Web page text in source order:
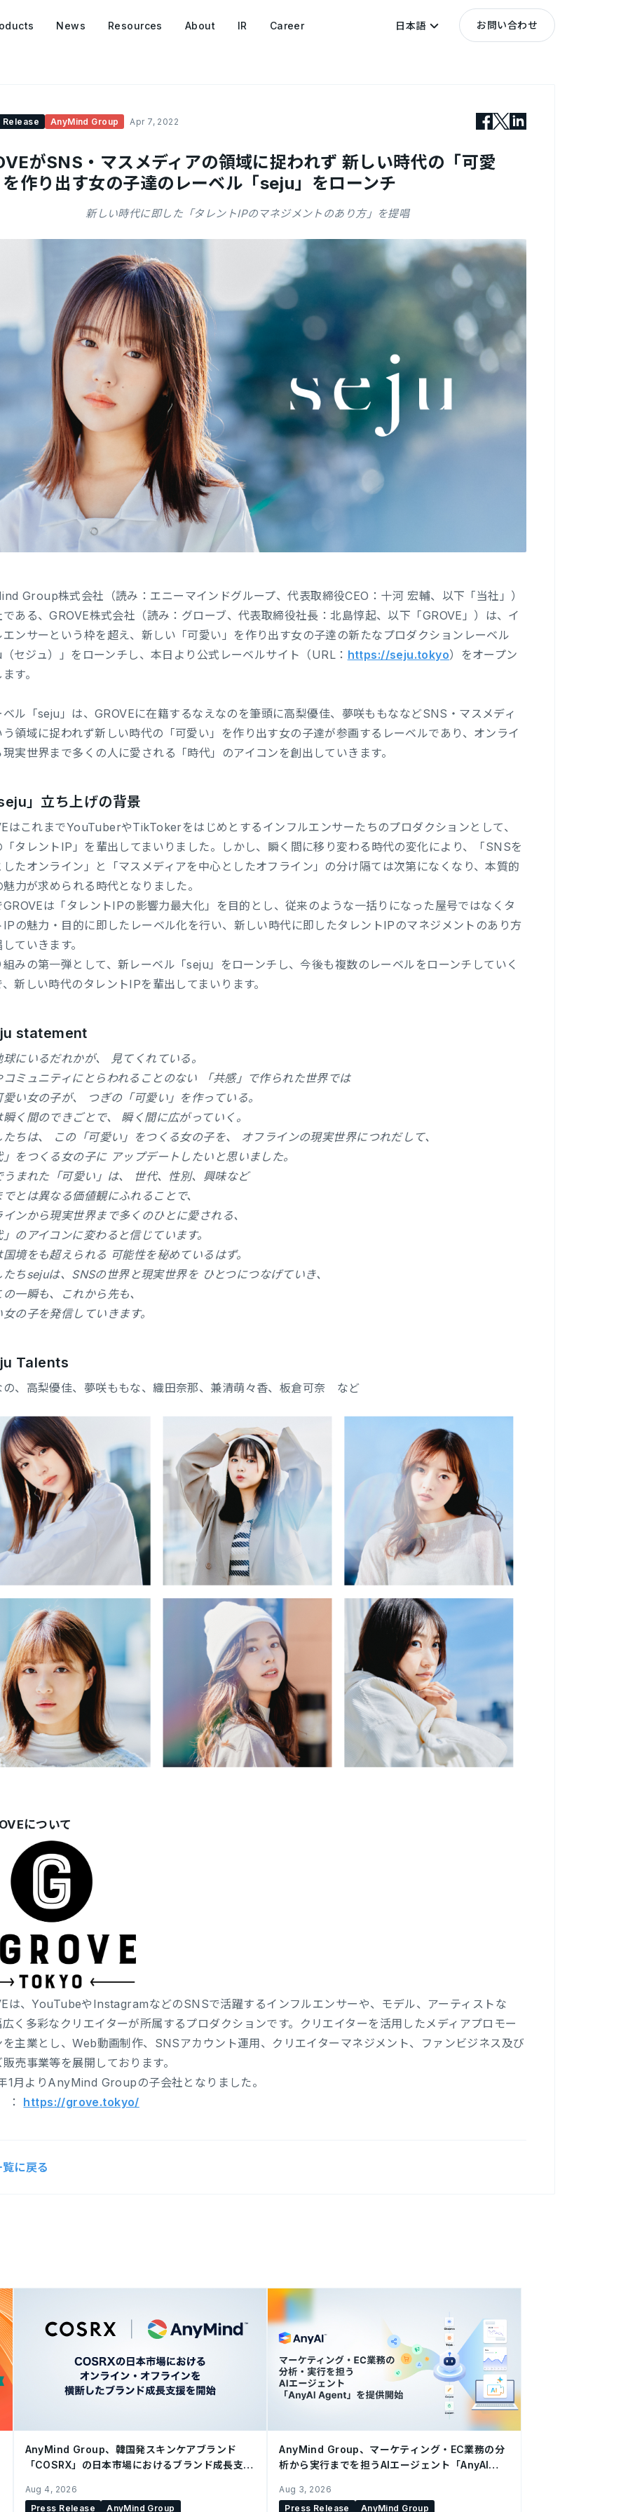
News Resources About IR Career 日本語 お問い合わせ
Release AnyMind Group Apr 7, 2022
がSNS・マスメディアの領域に捉われず 新しい時代の「可愛
作り出す女の子達のレーベル「seju」をローンチ
新しい時代に即した「タレントIPのマネジメントのあり方」を提唱
Group株式会社（読み：エニーマインドグループ、代表取締役CEO：十河 宏輔、以下「当社」）
ある、GROVE株式会社（読み：グローブ、代表取締役社長：北島惇起、以下「GROVE」）は、イ
エンサーという枠を超え、新しい「可愛い」を作り出す女の子逹の新たなプロダクションレーベル
セジュ）」をローンチし、本日より公式レーベルサイト（URL： https://seju.tokyo）をオープン
す。
ベル「seju」は、GROVEに在籍するなえなのを筆頭に高梨優佳、夢咲ももななどSNS・マスメディ
う領域に捉われず新しい時代の「可愛い」を作り出す女の子達が参画するレーベルであり、オンライ
実世界まで多くの人に愛される「時代」のアイコンを創出していきます。
」立ち上げの背景
はこれまでYouTuberやTikTokerをはじめとするインフルエンサーたちのプロダクションとして、
「タレントIP」を輩出してまいりました。しかし、瞬く間に移り変わる時代の変化により、「SNSを
したオンライン」と「マスメディアを中心としたオフライン」の分け隔ては次第になくなり、本質的
力が求められる時代となりました。
GROVEは「タレントIPの影響力最大化」を目的とし、従来のような一括りになった屋号ではなくタ
IPの魅力・目的に即したレーベル化を行い、新しい時代に即したタレントIPのマネジメントのあり方
ていきます。
組みの第一弾として、新レーベル「seju」をローンチし、今後も複数のレーベルをローンチしていく
新しい時代のタレントIPを輩出してまいります。
statement
にいるだれかが、 見てくれている。
コミュニティにとらわれることのない 「共感」で作られた世界では
い女の子が、 つぎの「可愛い」を作っている。
く間のできごとで、 瞬く間に広がっていく。
ちは、 この「可愛い」をつくる女の子を、 オフラインの現実世界につれだして、
をつくる女の子に アップデートしたいと思いました。
うまれた「可愛い」は、 世代、性別、興味など
とは異なる価値観にふれることで、
ンから現実世界まで多くのひとに愛される、
のアイコンに変わると信じています。
境をも超えられる 可能性を秘めているはず。
ちsejuは、SNSの世界と現実世界を ひとつにつなげていき、
一瞬も、これから先も、
の子を発信していきます。
Talents
の、高梨優佳、夢咲ももな、織田奈那、兼清萌々香、板倉可奈 など
について
は、YouTubeやInstagramなどのSNSで活躍するインフルエンサーや、モデル、アーティストな
く多彩なクリエイターが所属するプロダクションです。クリエイターを活用したメディアプロモー
を主業とし、Web動画制作、SNSアカウント運用、クリエイターマネジメント、ファンビジネス及び
売事業等を展開しております。
1月よりAnyMind Groupの子会社となりました。
https://grove.tokyo/
に戻る
AnyMind Group、韓国発スキンケアブランド
「COSRX」の日本市場におけるブランド成長支援
Aug 4, 2026
Press Release
AnyMind Group
AnyMind Group、マーケティング・EC業務の分
析から実行までを担うAIエージェント「AnyAI
Aug 3, 2026
Press Release
AnyMind Group